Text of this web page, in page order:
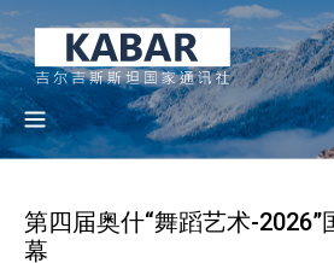
第四届奥什“舞蹈艺术-
幕